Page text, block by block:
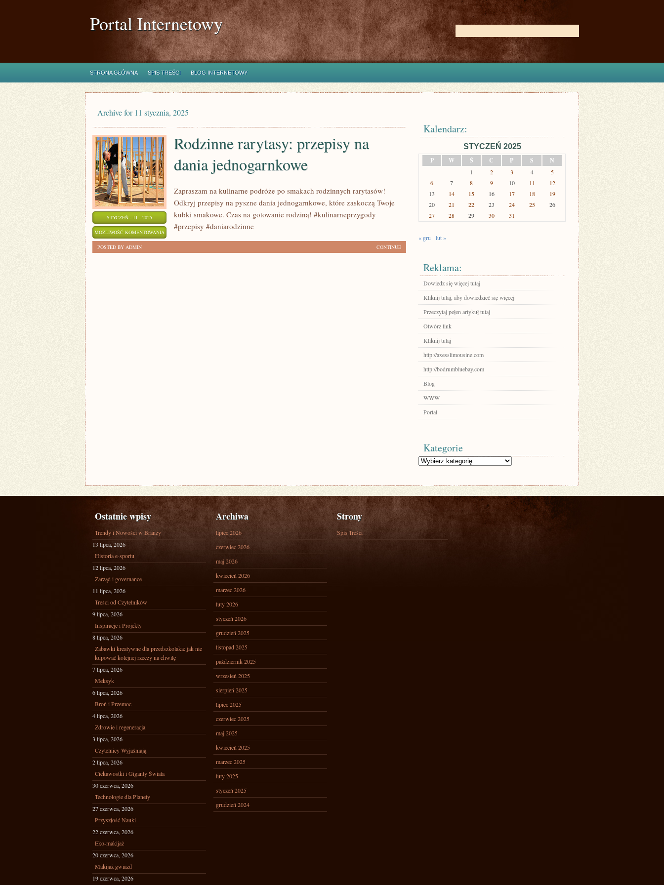
Portal Internetowy
STRONA GŁÓWNA SPIS TREŚCI BLOG INTERNETOWY
Archive for 11 stycznia, 2025
STYCZEŃ - 11 - 2025
MOŻLIWOŚĆ KOMENTOWANIA RODZINNE
ZOSTAŁA WYŁĄCZONA
Rodzinne rarytasy: przepisy na
dania jednogarnkowe
Zapraszam na kulinarne podróże po smakach rodzinnych rarytasów!
Odkryj przepisy na pyszne dania jednogarnkowe, które zaskoczą Twoje
kubki smakowe. Czas na gotowanie rodziną! #kulinarneprzygody
#przepisy #daniarodzinne
CONTINUE
POSTED BY ADMIN
Kalendarz:
STYCZEŃ 2025
P
W Ś C P S N
1 2 3 4
5
6
7 8 9 10 11
12
13
14 15 16 17 18
19
20
21 22 23 24 25
26
27
28 29 30 31
« gru lut »
Reklama:
Dowiedz się więcej tutaj
Kliknij tutaj, aby dowiedzieć się więcej
Przeczytaj pełen artykuł tutaj
Otwórz link
Kliknij tutaj
http://axesslimousine.com
http://bodrumbluebay.com
Blog
WWW
Portal
Kategorie
Kategorie
Ostatnie wpisy
Trendy i Nowości w Branży
13 lipca, 2026
Historia e-sportu
12 lipca, 2026
Zarząd i governance
11 lipca, 2026
Treści od Czytelników
9 lipca, 2026
Inspiracje i Projekty
8 lipca, 2026
Zabawki kreatywne dla przedszkolaka: jak nie
kupować kolejnej rzeczy na chwilę
7 lipca, 2026
Meksyk
6 lipca, 2026
Broń i Przemoc
4 lipca, 2026
Zdrowie i regeneracja
3 lipca, 2026
Czytelnicy Wyjaśniają
2 lipca, 2026
Ciekawostki i Giganty Świata
30 czerwca, 2026
Technologie dla Planety
27 czerwca, 2026
Przyszłość Nauki
22 czerwca, 2026
Eko-makijaż
20 czerwca, 2026
Makijaż gwiazd
19 czerwca, 2026
Archiwa
lipiec 2026
czerwiec 2026
maj 2026
kwiecień 2026
marzec 2026
luty 2026
styczeń 2026
grudzień 2025
listopad 2025
październik 2025
wrzesień 2025
sierpień 2025
lipiec 2025
czerwiec 2025
maj 2025
kwiecień 2025
marzec 2025
luty 2025
styczeń 2025
grudzień 2024
Strony
Spis Treści